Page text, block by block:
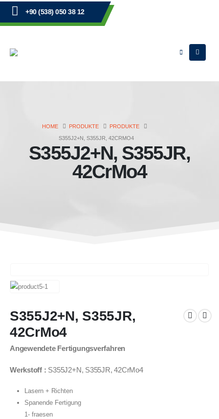
+90 (538) 050 38 12
HOME PRODUKTE
PRODUKTE
S355J2+N, S355JR, 42CRMO4
S355J2+N, S355JR,
42CrMo4
S355J2+N, S355JR,
42CrMo4
Angewendete Fertigungsverfahren
Werkstoff : S355J2+N, S355JR, 42CrMo4
Lasern + Richten
Spanende Fertigung
1- fraesen